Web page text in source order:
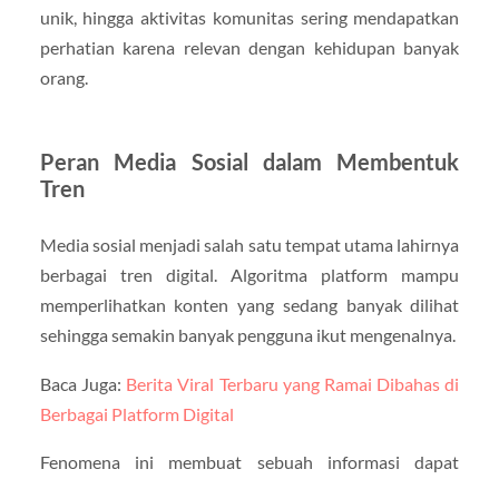
unik, hingga aktivitas komunitas sering mendapatkan
perhatian karena relevan dengan kehidupan banyak
orang.
Peran Media Sosial dalam Membentuk
Tren
Media sosial menjadi salah satu tempat utama lahirnya
berbagai tren digital. Algoritma platform mampu
memperlihatkan konten yang sedang banyak dilihat
sehingga semakin banyak pengguna ikut mengenalnya.
Baca Juga: Berita Viral Terbaru yang Ramai Dibahas di
Berbagai Platform Digital
Fenomena ini membuat sebuah informasi dapat